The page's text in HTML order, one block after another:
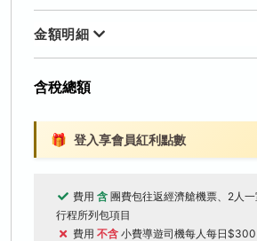
金額明細
含稅總額
🎁 登入享會員紅利點數
費用 含 團費包往返經濟艙機票、2人
行程所列包項目
費用 不含 小費導遊司機每人每日$300